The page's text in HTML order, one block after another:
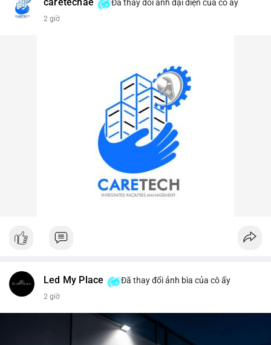
#vlikevn #titanbot
caretechae Đã thay đổi ảnh đại diện của cô ấy
2 giờ
Led My Place Đã thay đổi ảnh bìa của cô ấy
2 giờ